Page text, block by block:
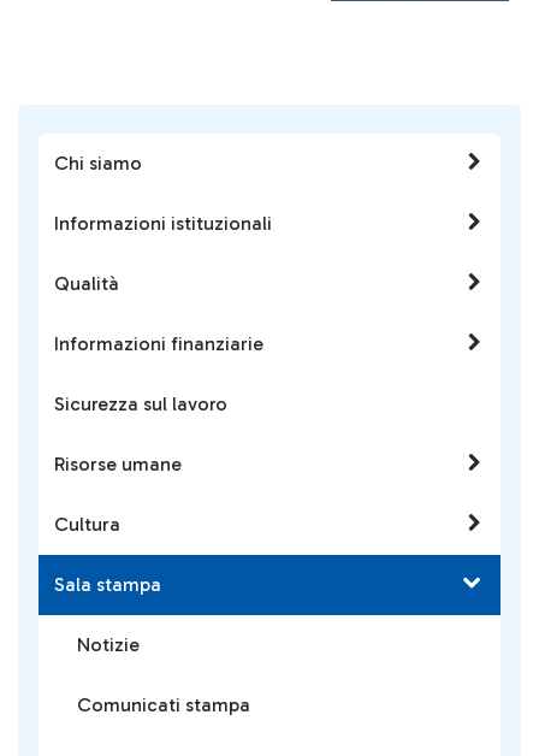
Chi siamo
Informazioni istituzionali
Qualità
Informazioni finanziarie
Sicurezza sul lavoro
Risorse umane
Cultura
Sala stampa
Notizie
Comunicati stampa